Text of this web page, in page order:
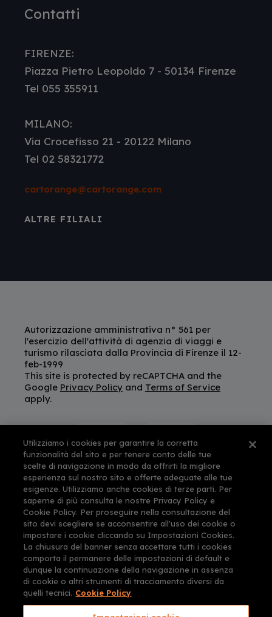
Contatti
FIRENZE:
Piazza Pietro Leopoldo 7 - 50134 Firenze
Tel 055 355911
MILANO:
Via Crocefisso 21 - 20122 Milano
Tel 02 58321772
cartorange@cartorange.com
ALTRE FILIALI
Autorizzazione amministrativa n° 561 per
l'esercizio dell'attività di agenzia di viaggi e
turismo rilasciata dalla Provincia di Firenze il 12-
feb-1999
This site is protected by reCAPTCHA and the
Google Privacy Policyand Terms of Service
apply.
Utilizziamo i cookies per garantire la corretta
funzionalità del sito e per tenere conto delle tue
scelte di navigazione in modo da offrirti la migliore
esperienza sul nostro sito e offerte adeguate alle tue
esigenze. Utilizziamo anche cookies di terze parti. Per
saperne di più consulta le nostre Privacy Policy e
Cookie Policy. Per proseguire nella consultazione del
sito devi scegliere se acconsentire all'uso dei cookie o
impostare i cookie cliccando su Impostazioni Cookies.
La chiusura del banner senza accettare tutti i cookies
comporta il permanere delle impostazioni di default e
dunque la continuazione della navigazione in assenza
di cookie o altri strumenti di tracciamento diversi da
quelli tecnici. Cookie Policy